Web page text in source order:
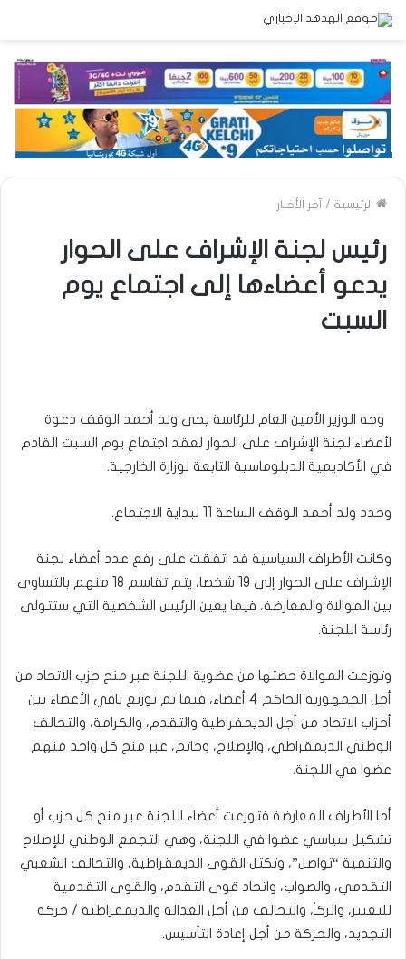
الرئيسية / آخر الأخبار
رئيس لجنة الإشراف على الحوار
يدعو أعضاءها إلى اجتماع يوم
السبت
وجه الوزير الأمين العام للرئاسة يحي ولد أحمد الوقف دعوة
لأعضاء لجنة الإشراف على الحوار لعقد اجتماع يوم السبت القادم
في الأكاديمية الدبلوماسية التابعة لوزارة الخارجية.
وحدد ولد أحمد الوقف الساعة 11 لبداية الاجتماع.
وكانت الأطراف السياسية قد اتفقت على رفع عدد أعضاء لجنة
الإشراف على الحوار إلى 19 شخصا، يتم تقاسم 18 منهم بالتساوي
بين الموالاة والمعارضة، فيما يعين الرئيس الشخصية التي ستتولى
رئاسة اللجنة.
وتوزعت الموالاة حصتها من عضوية اللجنة عبر منح حزب الاتحاد من
أجل الجمهورية الحاكم 4 أعضاء، فيما تم توزيع باقي الأعضاء بين
أحزاب الاتحاد من أجل الديمقراطية والتقدم، والكرامة، والتحالف
الوطني الديمقراطي، والإصلاح، وحاتم، عبر منح كل واحد منهم
عضوا في اللجنة.
أما الأطراف المعارضة فتوزعت أعضاء اللجنة عبر منح كل حزب أو
تشكيل سياسي عضوا في اللجنة، وهي التجمع الوطني للإصلاح
والتنمية “تواصل”، وتكتل القوى الديمقراطية، والتحالف الشعبي
التقدمي، والصواب، واتحاد قوى التقدم، والقوى التقدمية
للتغيير، والركـْ، والتحالف من أجل العدالة والديمقراطية / حركة
التجديد، والحركة من أجل إعادة التأسيس.